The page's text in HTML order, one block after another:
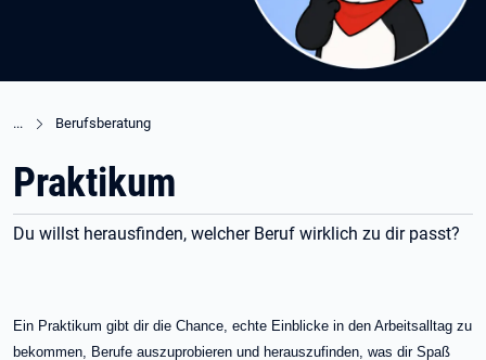
Berufsberatung
Praktikum
Du willst herausfinden, welcher Beruf wirklich zu dir passt?
Ein Praktikum gibt dir die Chance, echte Einblicke in den Arbeitsalltag zu
bekommen, Berufe auszuprobieren und herauszufinden, was dir Spaß